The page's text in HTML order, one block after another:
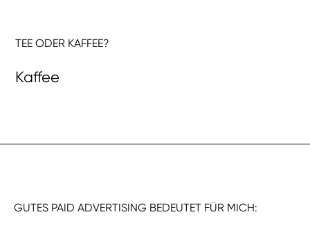
TEE ODER KAFFEE?
Kaffee
GUTES PAID ADVERTISING BEDEUTET FÜR MICH: